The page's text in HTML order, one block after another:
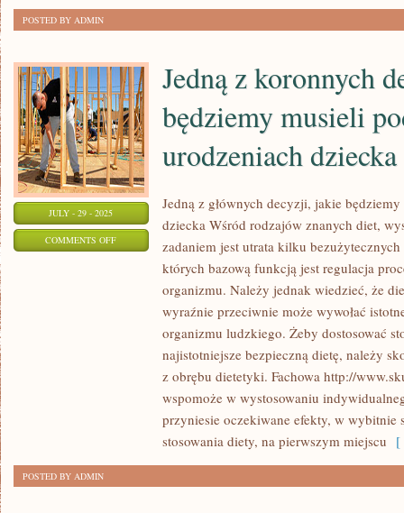
OSTATNICH
LATACH
ZNACZĄCYM
DETALEM
POSTED BY ADMIN
JULY - 29 - 2025
COMMENTS OFFON
URODZENIACH
DZIECKA
Jedną z koronnych
będziemy musieli
urodzeniach dziecka
Jedną z głównych decyzji, jakie
dziecka Wśród rodzajów znanych diet,
zadaniem jest utrata kilku
których bazową funkcją jest regulacja
organizmu. Należy jednak wiedzieć, że
wyraźnie przeciwnie może wywołać
organizmu ludzkiego. Żeby dostosować
najistotniejsze bezpieczną dietę, należy
z obrębu dietetyki. Fachowa http://
wspomoże w wystosowaniu
przyniesie oczekiwane efekty, w wybitnie
stosowania diety, na pierwszym miejscu [
POSTED BY ADMIN